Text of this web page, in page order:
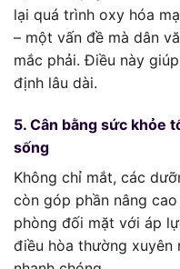
lại quá trình oxy hóa
– một vấn đề mà dân
mắc phải. Điều này
định lâu dài.
5. Cân bằng sức khỏe
sống
Không chỉ mắt, các
còn góp phần nâng
phòng đối mặt với áp
điều hòa thường xuyên